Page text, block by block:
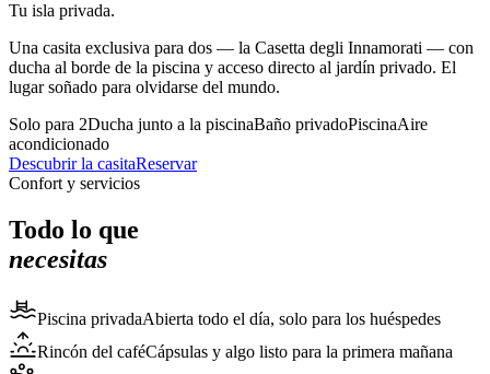
Tu isla privada.
Una casita exclusiva para dos — la Casetta degli Innamorati — con
ducha al borde de la piscina y acceso directo al jardín privado. El
lugar soñado para olvidarse del mundo.
Solo para 2Ducha junto a la piscinaBaño privadoPiscinaAire
acondicionado
Descubrir la casitaReservar
Confort y servicios
Todo lo que
necesitas
Piscina privadaAbierta todo el día, solo para los huéspedes
Rincón del caféCápsulas y algo listo para la primera mañana